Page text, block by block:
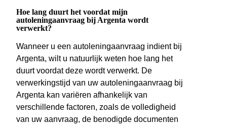
Hoe lang duurt het voordat mijn
autoleningaanvraag bij Argenta wordt
verwerkt?
Wanneer u een autoleningaanvraag indient bij
Argenta, wilt u natuurlijk weten hoe lang het
duurt voordat deze wordt verwerkt. De
verwerkingstijd van uw autoleningaanvraag bij
Argenta kan variëren afhankelijk van
verschillende factoren, zoals de volledigheid
van uw aanvraag, de benodigde documenten